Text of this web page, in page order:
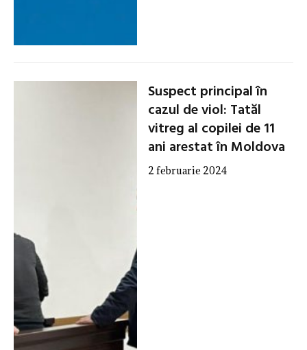
Suspect principal în
cazul de viol: Tatăl
vitreg al copilei de 11
ani arestat în Moldova
2 februarie 2024